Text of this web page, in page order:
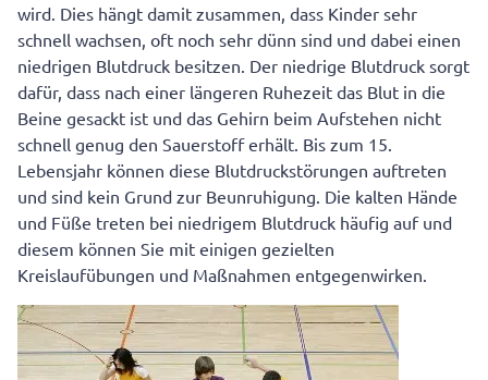
wird. Dies hängt damit zusammen, dass Kinder sehr
schnell wachsen, oft noch sehr dünn sind und dabei einen
niedrigen Blutdruck besitzen. Der niedrige Blutdruck sorgt
dafür, dass nach einer längeren Ruhezeit das Blut in die
Beine gesackt ist und das Gehirn beim Aufstehen nicht
schnell genug den Sauerstoff erhält. Bis zum 15.
Lebensjahr können diese Blutdruckstörungen auftreten
und sind kein Grund zur Beunruhigung. Die kalten Hände
und Füße treten bei niedrigem Blutdruck häufig auf und
diesem können Sie mit einigen gezielten
Kreislaufübungen und Maßnahmen entgegenwirken.